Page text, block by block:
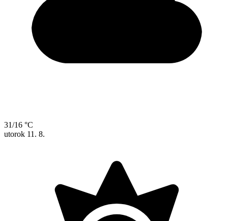
31/16 °C
utorok 11. 8.